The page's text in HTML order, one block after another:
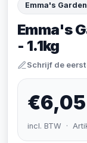
Emma's Garden
Emma's
- 1.1kg
Schrijf de
€6,05
incl. BTW ·